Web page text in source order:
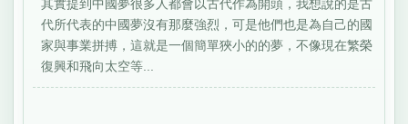
其實提到中國夢很多人都會以古代作為開頭，我想說的是古
代所代表的中國夢沒有那麼強烈，可是他們也是為自己的國
家與事業拼搏，這就是一個簡單狹小的的夢，不像現在繁榮
復興和飛向太空等...